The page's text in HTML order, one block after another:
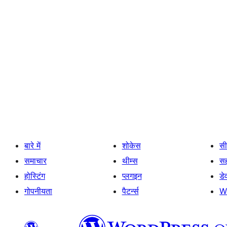
बारे में
समाचार
होस्टिंग
गोपनीयता
शोकेस
थीम्स
प्लगइन
पैटर्न्स